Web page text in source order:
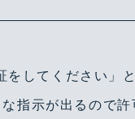
してください」
指示が出るので